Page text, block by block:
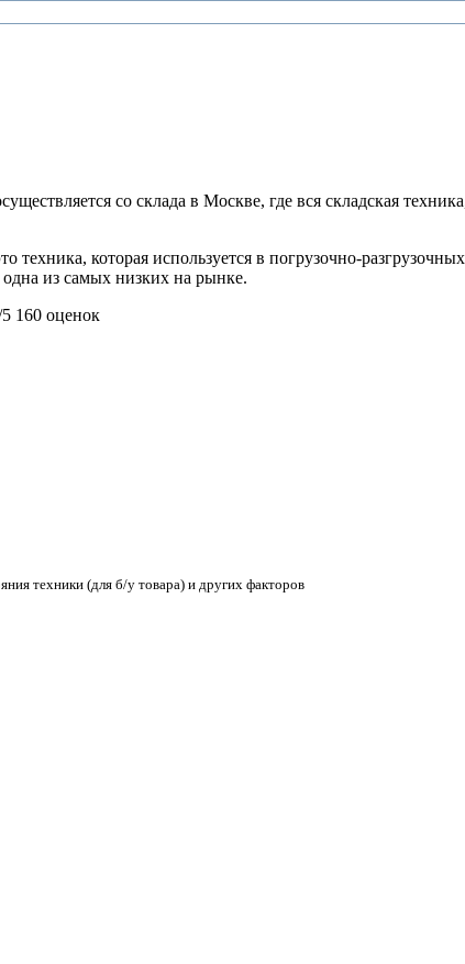
со склада в Москве, где вся складская
которая используется в погрузочно-
из самых низких на рынке.
160 оценок
техники (для б/у товара) и других факторов